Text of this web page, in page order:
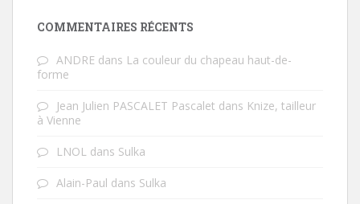
COMMENTAIRES RÉCENTS
ANDRE dans La couleur du chapeau haut-de-
forme
Jean Julien PASCALET Pascalet dans Knize, tailleur
à Vienne
LNOL dans Sulka
Alain-Paul dans Sulka